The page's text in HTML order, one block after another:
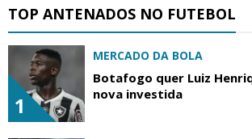
TOP ANTENADOS NO FUTEBOL
1
MERCADO DA BOLA
Botafogo quer Luiz
nova investida